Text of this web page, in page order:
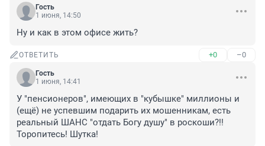
Гость
1 июня, 14:50
Ну и как в этом офисе жить?
ОТВЕТИТЬ +0 –0
Гость
1 июня, 14:41
У "пенсионеров", имеющих в "кубышке" миллионы и
(ещё) не успевшим подарить их мошенникам, есть
реальный ШАНС "отдать Богу душу" в роскоши?!!
Торопитесь! Шутка!